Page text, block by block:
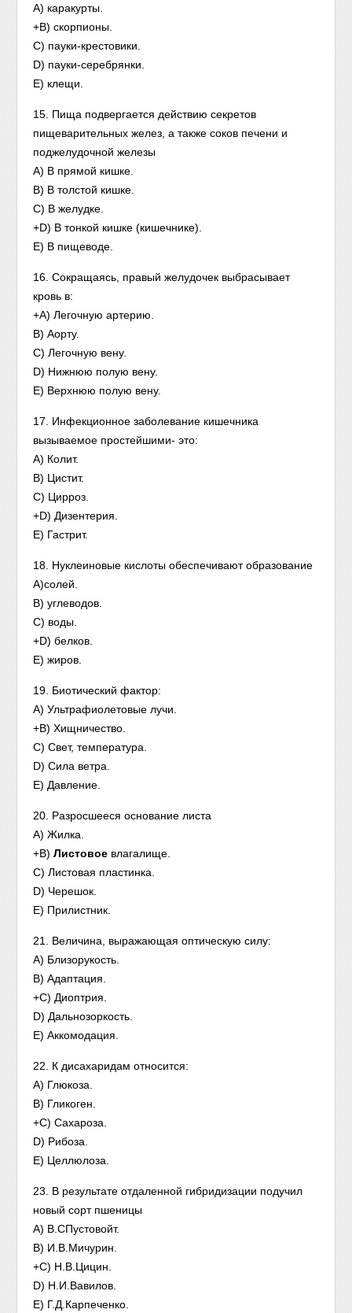
А) каракурты.
+В) скорпионы.
C) пауки-крестовики.
D) пауки-серебрянки.
E) клещи.
15. Пища подвергается действию секретов
пищеварительных желез, а также соков печени и
поджелудочной железы
A) В прямой кишке.
B) В толстой кишке.
C) В желудке.
+D) В тонкой кишке (кишечнике).
E) В пищеводе.
16. Сокращаясь, правый желудочек выбрасывает
кровь в:
+A) Легочную артерию.
B) Аорту.
C) Легочную вену.
D) Нижнюю полую вену.
E) Верхнюю полую вену.
17. Инфекционное заболевание кишечника
вызываемое простейшими- это:
A) Колит.
B) Цистит.
C) Цирроз.
+D) Дизентерия.
E) Гастрит.
18. Нуклеиновые кислоты обеспечивают образование
А)солей.
B) углеводов.
C) воды.
+D) белков.
E) жиров.
19. Биотический фактор:
A) Ультрафиолетовые лучи.
+B) Хищничество.
C) Свет, температура.
D) Сила ветра.
E) Давление.
20. Разросшееся основание листа
A) Жилка.
+B)Листовое влагалище.
C) Листовая пластинка.
D) Черешок.
E) Прилистник.
21. Величина, выражающая оптическую силу:
A) Близорукость.
B) Адаптация.
+C) Диоптрия.
D) Дальнозоркость.
E) Аккомодация.
22. К дисахаридам относится:
A) Глюкоза.
B) Гликоген.
+C) Сахароза.
D) Рибоза.
E) Целлюлоза.
23. В результате отдаленной гибридизации подучил
новый сорт пшеницы
A) В.СПустовойт.
B) И.В.Мичурин.
+C) Н.В.Цицин.
D) Н.И.Вавилов.
E) Г.Д.Карпеченко.